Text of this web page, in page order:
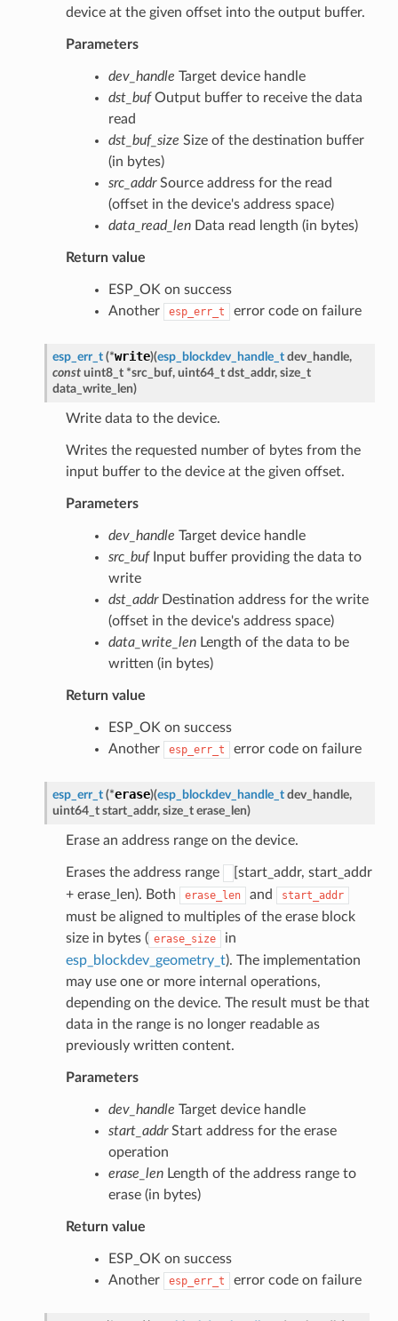
device at the given offset into the output buffer.
Parameters
dev_handle Target device handle
dst_bufOutput buffer to receive the data
read
dst_buf_size Size of the destination buffer
(in bytes)
src_addrSource address for the read
(offset in the device's address space)
data_read_lenData read length (in bytes)
Return value
ESP_OK on success
Another
esp_err_t error code on failure
esp_err_t (*write)(esp_blockdev_handle_t dev_handle,
const uint8_t *src_buf, uint64_t dst_addr, size_t
data_write_len)
Write data to the device.
Writes the requested number of bytes from the
input buffer to the device at the given offset.
Parameters
dev_handle Target device handle
src_bufInput buffer providing the data to
write
dst_addrDestination address for the write
(offset in the device's address space)
data_write_lenLength of the data to be
written (in bytes)
Return value
ESP_OK on success
Another
esp_err_t error code on failure
esp_err_t (*erase)(esp_blockdev_handle_t dev_handle,
uint64_t start_addr, size_t erase_len)
Erase an address range on the device.
Erases the address range
[start_addr, start_addr
+ erase_len). Both
erase_len and start_addr
must be aligned to multiples of the erase block
size in bytes ( erase_size
in
esp_blockdev_geometry_t). The implementation
may use one or more internal operations,
depending on the device. The result must be that
data in the range is no longer readable as
previously written content.
Parameters
dev_handle Target device handle
start_addrStart address for the erase
operation
erase_lenLength of the address range to
erase (in bytes)
Return value
ESP_OK on success
Another
esp_err_t error code on failure